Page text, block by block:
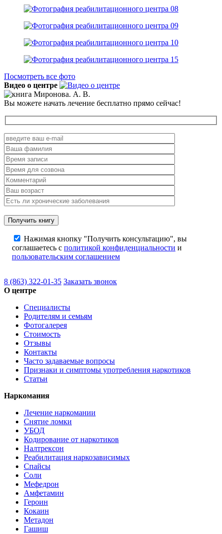
Посмотреть все фото
Видео о центре
Вы можете начать лечение бесплатно прямо сейчас!
Нажимая кнопку "Получить консультацию", вы
соглашаетесь с политикой конфиденциальности и
пользовательским соглашением
8 (863) 322-01-35 Заказать звонок
О центре
Специалисты
Родителям и семьям
Фотогалерея
Стоимость
Отзывы
Контакты
Часто задаваемые вопросы
Признаки и симптомы употребления наркотиков
Статьи
Наркомания
Лечение наркомании
Снятие ломки
УБОД
Кодирование от наркотиков
Налтрексон
Реабилитация наркозависимых
Спайсы
Соли
Мефедрон
Амфетамин
Героин
Кокаин
Метадон
Гашиш